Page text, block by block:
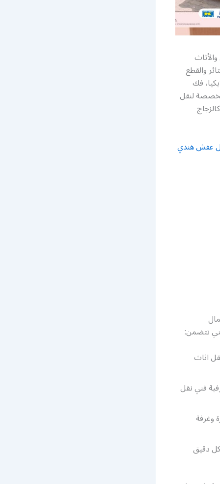
والقطع
فك
لنقل
عفش هندي
تتضمن:
اثاث
فني نقل
وغرفة
دقيق